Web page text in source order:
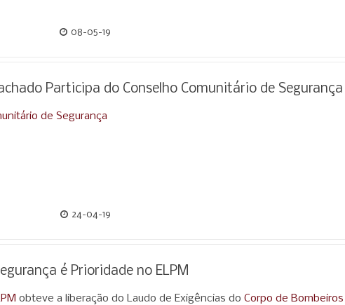
08-05-19
Participa do Conselho Comunitário de Segurança
24-04-19
é Prioridade no ELPM
obteve a liberação do Laudo de Exigências do Corpo de